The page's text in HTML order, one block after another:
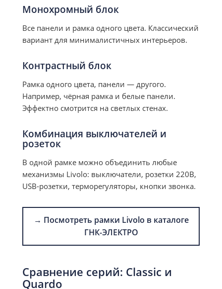
Монохромный блок
Все панели и рамка одного цвета. Классический
вариант для минималистичных интерьеров.
Контрастный блок
Рамка одного цвета, панели — другого.
Например, чёрная рамка и белые панели.
Эффектно смотрится на светлых стенах.
Комбинация выключателей и
розеток
В одной рамке можно объединить любые
механизмы Livolo: выключатели, розетки 220В,
USB-розетки, терморегуляторы, кнопки звонка.
→ Посмотреть рамки Livolo в каталоге
ГНК-ЭЛЕКТРО
Сравнение серий: Classic и
Quardo